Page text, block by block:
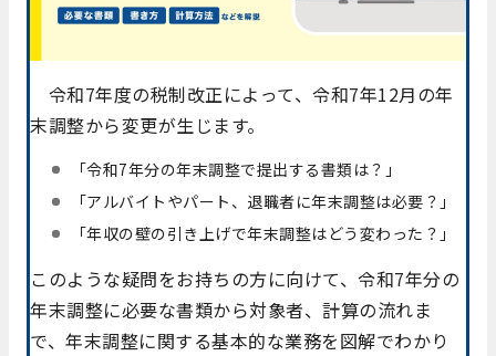
令和7年度の税制改正によって、令和7年12月の年
末調整から変更が生じます。
「令和7年分の年末調整で提出する書類は？」
「アルバイトやパート、退職者に年末調整は必要？」
「年収の壁の引き上げで年末調整はどう変わった？」
このような疑問をお持ちの方に向けて、令和7年分の
年末調整に必要な書類から対象者、計算の流れま
で、年末調整に関する基本的な業務を図解でわかり